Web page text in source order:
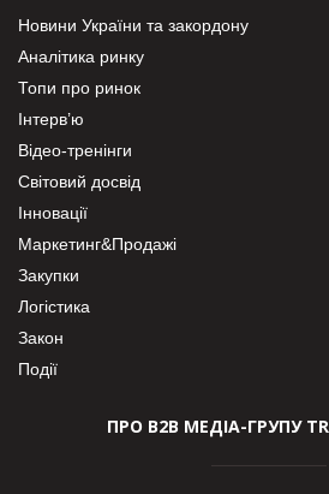
Новини України та закордону
Аналітика ринку
Топи про ринок
Інтерв’ю
Відео-тренінги
Світовий досвід
Інновації
Маркетинг&Продажі
Закупки
Логістика
Закон
Події
ПРО В2В МЕДІА-ГРУПУ